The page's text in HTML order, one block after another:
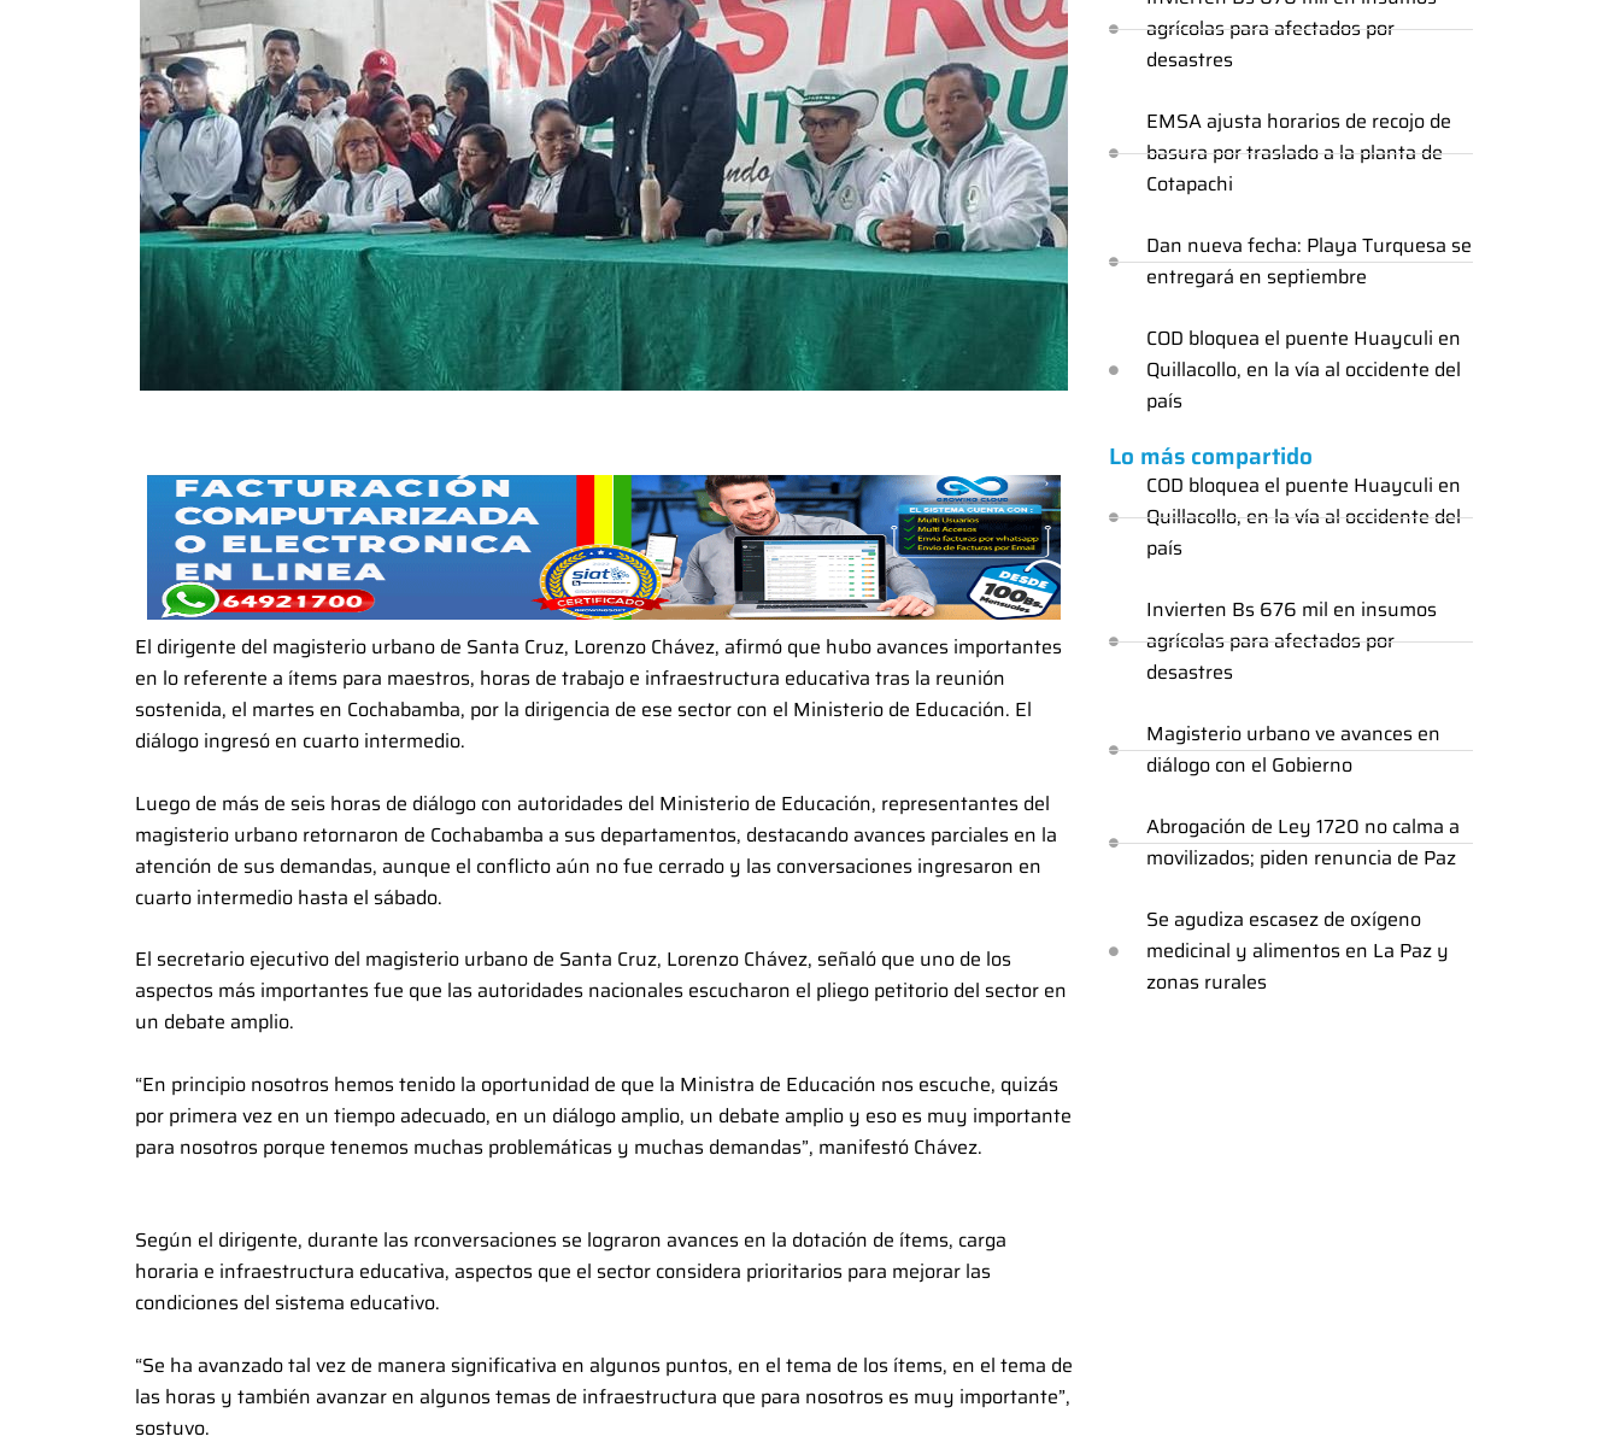
El dirigente del magisterio urbano de Santa Cruz, Lorenzo Chávez, afirmó que hubo avances importantes
en lo referente a ítems para maestros, horas de trabajo e infraestructura educativa tras la reunión
sostenida, el martes en Cochabamba, por la dirigencia de ese sector con el Ministerio de Educación. El
diálogo ingresó en cuarto intermedio.
Luego de más de seis horas de diálogo con autoridades del Ministerio de Educación, representantes del
magisterio urbano retornaron de Cochabamba a sus departamentos, destacando avances parciales en la
atención de sus demandas, aunque el conflicto aún no fue cerrado y las conversaciones ingresaron en
cuarto intermedio hasta el sábado.
El secretario ejecutivo del magisterio urbano de Santa Cruz, Lorenzo Chávez, señaló que uno de los
aspectos más importantes fue que las autoridades nacionales escucharon el pliego petitorio del sector en
un debate amplio.
“En principio nosotros hemos tenido la oportunidad de que la Ministra de Educación nos escuche, quizás
por primera vez en un tiempo adecuado, en un diálogo amplio, un debate amplio y eso es muy importante
para nosotros porque tenemos muchas problemáticas y muchas demandas”, manifestó Chávez.
Según el dirigente, durante las rconversaciones se lograron avances en la dotación de ítems, carga
horaria e infraestructura educativa, aspectos que el sector considera prioritarios para mejorar las
condiciones del sistema educativo.
“Se ha avanzado tal vez de manera significativa en algunos puntos, en el tema de los ítems, en el tema de
las horas y también avanzar en algunos temas de infraestructura que para nosotros es muy importante”,
sostuvo.
agrícolas para afectados por
desastres
EMSA ajusta horarios de recojo de
basura por traslado a la planta de
Cotapachi
Dan nueva fecha: Playa Turquesa se
entregará en septiembre
COD bloquea el puente Huayculi en
Quillacollo, en la vía al occidente del
país
Lo más compartido
COD bloquea el puente Huayculi en
Quillacollo, en la vía al occidente del
país
Invierten Bs 676 mil en insumos
agrícolas para afectados por
desastres
Magisterio urbano ve avances en
diálogo con el Gobierno
Abrogación de Ley 1720 no calma a
movilizados; piden renuncia de Paz
Se agudiza escasez de oxígeno
medicinal y alimentos en La Paz y
zonas rurales